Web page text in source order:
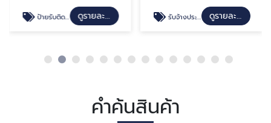
ป้ายรับติดตั้งป้ายบอกทาง ป้ายสัญญาณไฟ ดูรายละเอียด รับจ้างประกอบเชื่อมชิ้นเหล็ก OEM ดูรายละเอียด
คำค้นสินค้า